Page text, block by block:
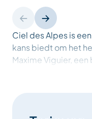
Ciel des Alpes is
kans biedt om het
Maxime Viguier,